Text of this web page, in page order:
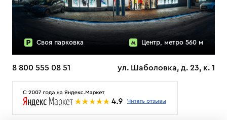
Своя парковка Центр, метро 560 м
8 800 555 08 51 ул. Шаболовка, д. 23, к. 1